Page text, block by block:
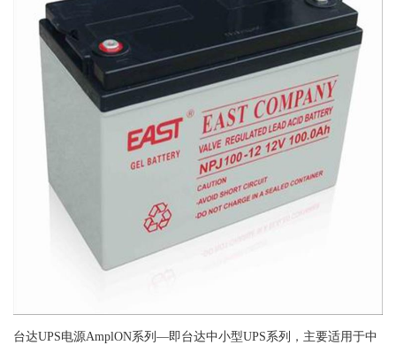
台达UPS电源AmplON系列—即台达中小型UPS系列，主要适用于中